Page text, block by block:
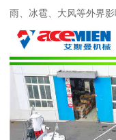
雨、冰雹、大风等外界